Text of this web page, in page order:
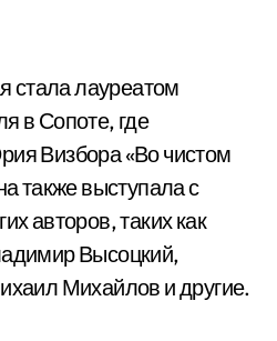
стала лауреатом
в Сопоте, где
Визбора «Во чистом
также выступала с
авторов, таких как
Высоцкий,
Михайлов и другие.